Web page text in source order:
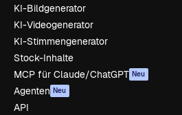
KI-Bildgenerator
KI-Videogenerator
KI-Stimmengenerator
Stock-Inhalte
MCP für Claude/ChatGPT Neu
Agenten Neu
API